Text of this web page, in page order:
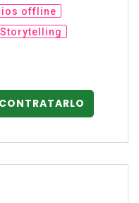
offline
Storytelling